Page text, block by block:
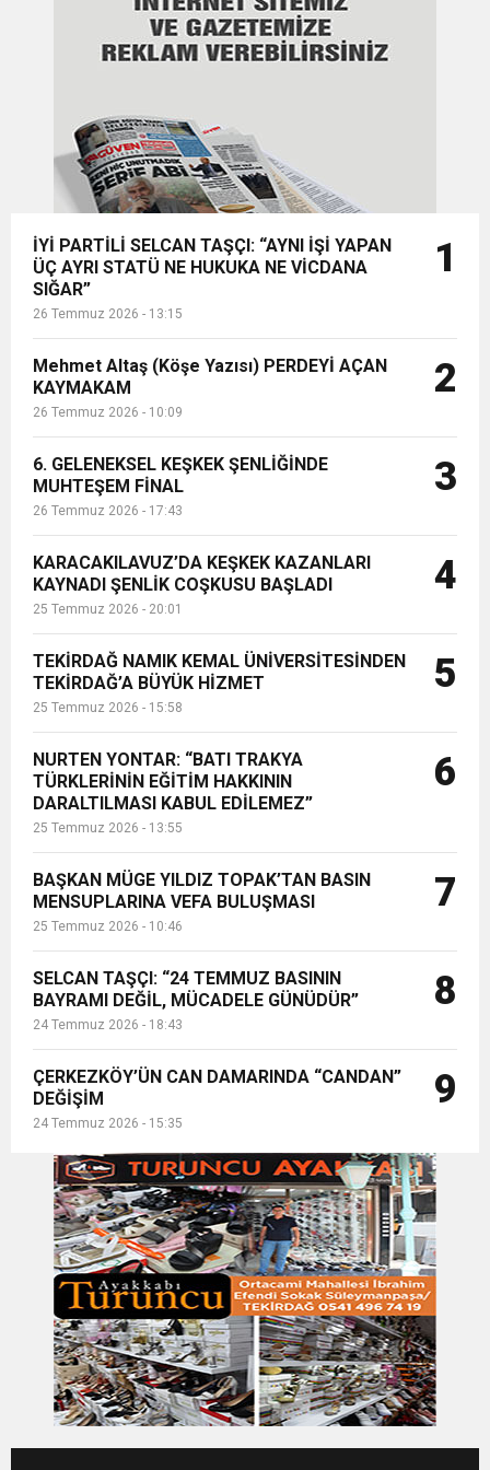
BAYRAMI DEĞİL, MÜCADELE GÜNÜDÜR”
ÇERKEZKÖY’ÜN CAN DAMARINDA “CANDAN”
YENİ BAŞKAN ATANDI
17:43 6. GELENEKSEL KEŞKEK ŞENLİĞİNDE
TL karşılığının 684 milyar TL yükse...
İYİ PARTİLİ SELCAN TAŞÇI: “AYNI İŞİ YAPAN
ÜÇ AYRI STATÜ NE HUKUKA NE VİCDANA
SIĞAR”
26 Temmuz 2026 - 13:15
1
Mehmet Altaş (Köşe Yazısı) PERDEYİ AÇAN
KAYMAKAM
26 Temmuz 2026 - 10:09
2
6. GELENEKSEL KEŞKEK ŞENLİĞİNDE
MUHTEŞEM FİNAL
26 Temmuz 2026 - 17:43
3
KARACAKILAVUZ’DA KEŞKEK KAZANLARI
KAYNADI ŞENLİK COŞKUSU BAŞLADI
25 Temmuz 2026 - 20:01
4
TEKİRDAĞ NAMIK KEMAL ÜNİVERSİTESİNDEN
TEKİRDAĞ’A BÜYÜK HİZMET
25 Temmuz 2026 - 15:58
5
NURTEN YONTAR: “BATI TRAKYA
TÜRKLERİNİN EĞİTİM HAKKININ
DARALTILMASI KABUL EDİLEMEZ”
25 Temmuz 2026 - 13:55
6
BAŞKAN MÜGE YILDIZ TOPAK’TAN BASIN
MENSUPLARINA VEFA BULUŞMASI
25 Temmuz 2026 - 10:46
7
SELCAN TAŞÇI: “24 TEMMUZ BASININ
BAYRAMI DEĞİL, MÜCADELE GÜNÜDÜR”
24 Temmuz 2026 - 18:43
8
ÇERKEZKÖY’ÜN CAN DAMARINDA “CANDAN”
DEĞİŞİM
24 Temmuz 2026 - 15:35
9